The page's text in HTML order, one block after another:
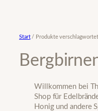
Start/ Produkte verschlagwortet
Willkommen bei
Shop für
Honig und andere